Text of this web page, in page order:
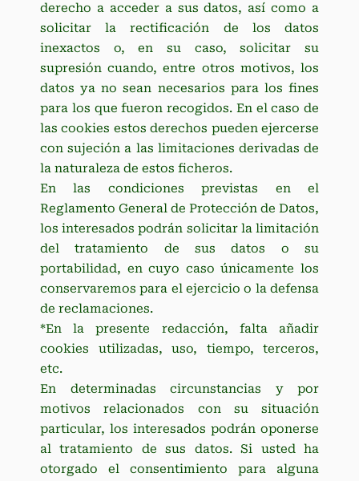
derecho a acceder a sus datos, así como a
solicitar la rectificación de los datos
inexactos o, en su caso, solicitar su
supresión cuando, entre otros motivos, los
datos ya no sean necesarios para los fines
para los que fueron recogidos. En el caso de
las cookies estos derechos pueden ejercerse
con sujeción a las limitaciones derivadas de
la naturaleza de estos ficheros.
En las condiciones previstas en el
Reglamento General de Protección de Datos,
los interesados podrán solicitar la limitación
del tratamiento de sus datos o su
portabilidad, en cuyo caso únicamente los
conservaremos para el ejercicio o la defensa
de reclamaciones.
*En la presente redacción, falta añadir
cookies utilizadas, uso, tiempo, terceros,
etc.
En determinadas circunstancias y por
motivos relacionados con su situación
particular, los interesados podrán oponerse
al tratamiento de sus datos. Si usted ha
otorgado el consentimiento para alguna